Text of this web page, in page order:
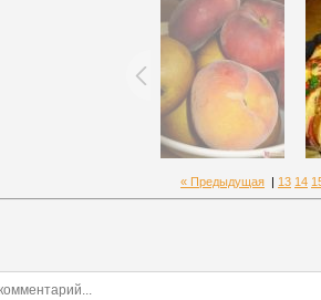
« Предыдущая 13 14